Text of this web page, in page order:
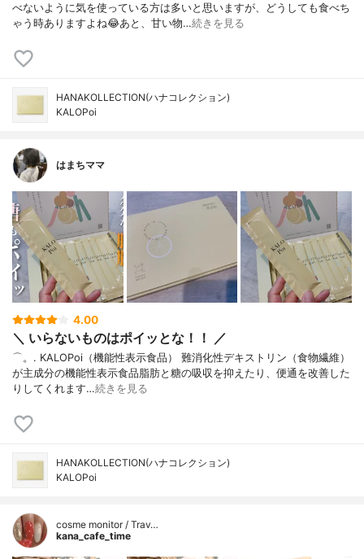
べないように気を使っている方は多いと思いますが、どうしても食べち
ゃう時ありますよね😂あと、甘い物…続きを見る
HANAKOLLECTION(ハナコレクション)
KALOPoi
はまちママ
4.00
＼ いらないものはポイッとな！！ ／
⌒。. KALOPoi（機能性表示食品） 難消化性デキストリン（食物繊維）
が主成分の機能性表示食品脂肪と糖の吸収を抑えたり、便通を改善した
りしてくれます…続きを見る
HANAKOLLECTION(ハナコレクション)
KALOPoi
cosme monitor / Trav…
kana_cafe_time